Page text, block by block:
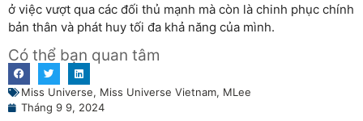
ở việc vượt qua các đối thủ mạnh mà còn là chinh phục chính
bản thân và phát huy tối đa khả năng của mình.
Có thể bạn quan tâm
Miss Universe, Miss Universe Vietnam, MLee
Tháng 9 9, 2024